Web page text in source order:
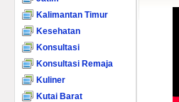
Kalimantan Timur
Kesehatan
Konsultasi
Konsultasi Remaja
Kuliner
Kutai Barat